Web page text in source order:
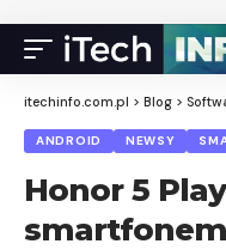
itechinfo.com.pl > Blog >
ANDROID NEWSY
Honor 5